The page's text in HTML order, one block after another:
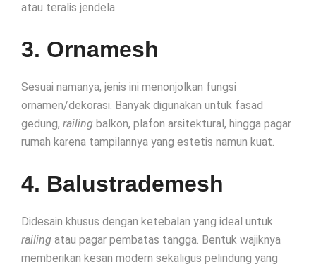
atau teralis jendela.
3. Ornamesh
Sesuai namanya, jenis ini menonjolkan fungsi
ornamen/dekorasi. Banyak digunakan untuk fasad
gedung, railing balkon, plafon arsitektural, hingga pagar
rumah karena tampilannya yang estetis namun kuat.
4. Balustrademesh
Didesain khusus dengan ketebalan yang ideal untuk
railing atau pagar pembatas tangga. Bentuk wajiknya
memberikan kesan modern sekaligus pelindung yang